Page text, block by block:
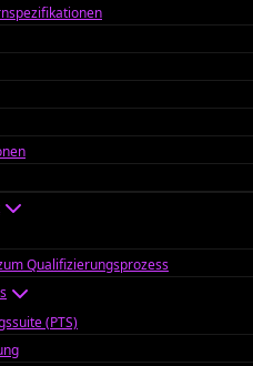
Qualifizierungsprozess
(PTS)